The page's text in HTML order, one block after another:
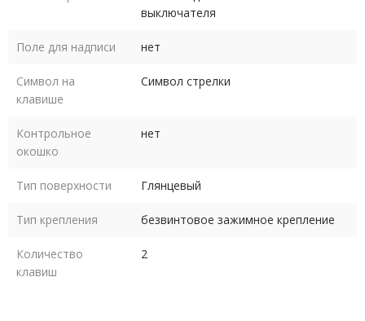
выключателя
Поле для надписи нет
Символ на
клавише
Символ стрелки
Контрольное
окошко
нет
Тип поверхности Глянцевый
Тип крепления безвинтовое зажимное крепление
Количество
клавиш
2